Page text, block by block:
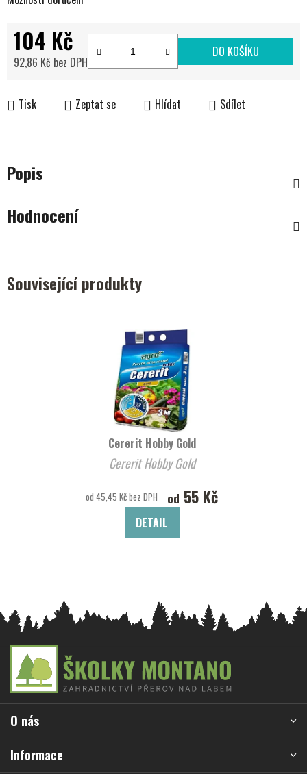
104 Kč
92,86 Kč bez DPH
DO KOŠÍKU
Tisk Zeptat se Hlídat Sdílet
Popis
Hodnocení
Související produkty
Cererit Hobby Gold
Cererit Hobby Gold
od 45,45 Kč bez DPH od 55 Kč
DETAIL
a
í
O nás
Informace